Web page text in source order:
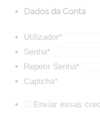
Dados da Conta
Utilizador*
Senha*
Repetir Senha*
Captcha*
Enviar essas